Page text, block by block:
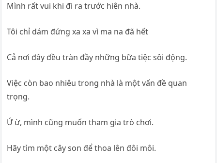
Mình rất vui khi đi ra trước hiên nhà.
Tôi chỉ dám đứng xa xa vì ma na đã hết
Cả nơi đây đều tràn đầy những bữa tiệc sôi động.
Việc còn bao nhiêu trong nhà là một vấn đề quan
trọng.
Ứ ừ, mình cũng muốn tham gia trò chơi.
Hãy tìm một cây son để thoa lên đôi môi.